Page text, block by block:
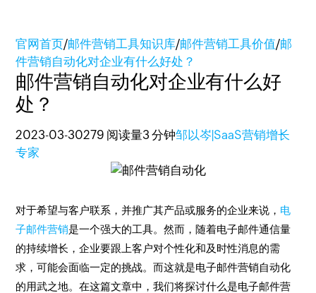
官网首页/邮件营销工具知识库/邮件营销工具价值/邮
件营销自动化对企业有什么好处？
邮件营销自动化对企业有什么好
处？
2023-03-30279 阅读量3 分钟邹以岑|SaaS营销增长
专家
对于希望与客户联系，并推广其产品或服务的企业来说， 电
子邮件营销是一个强大的工具。然而，随着电子邮件通信量
的持续增长，企业要跟上客户对个性化和及时性消息的需
求，可能会面临一定的挑战。而这就是电子邮件营销自动化
的用武之地。在这篇文章中，我们将探讨什么是电子邮件营